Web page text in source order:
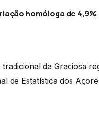
homóloga de 4,9%
da Graciosa
de Estatística dos